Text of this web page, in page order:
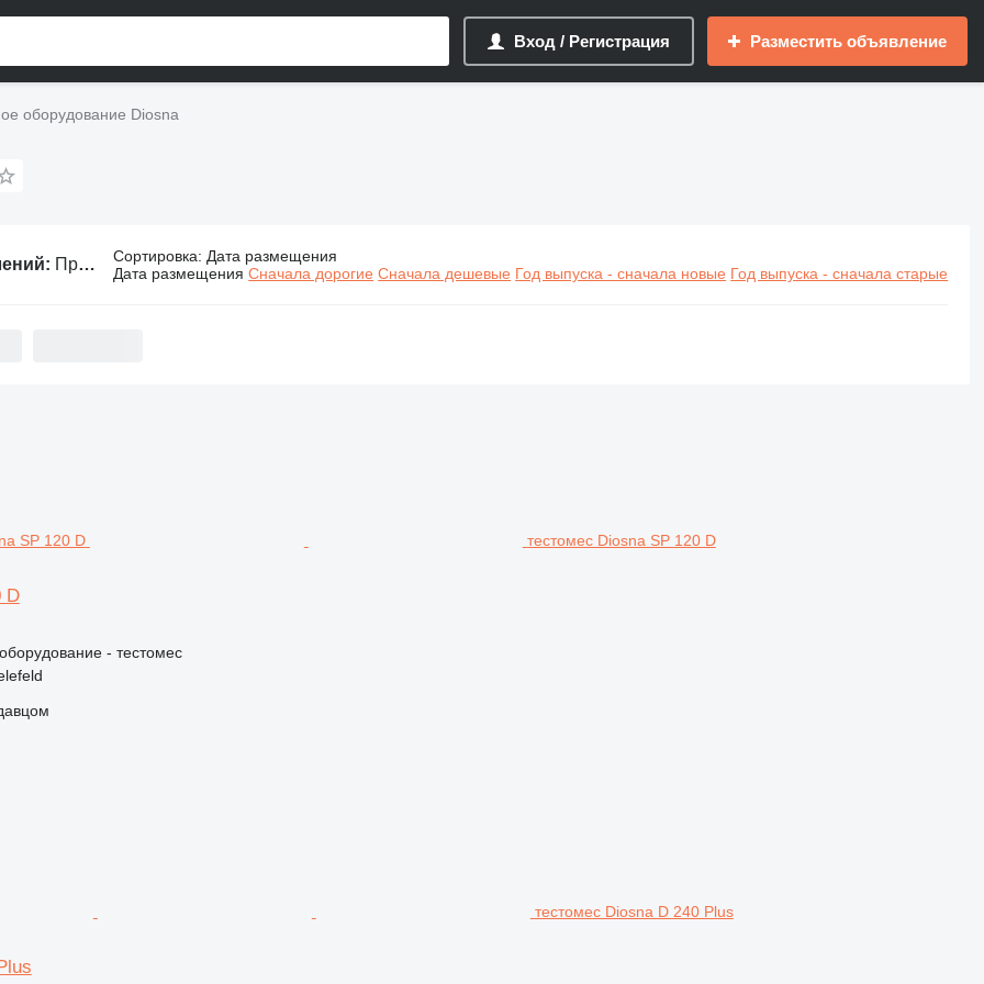
Вход / Регистрация Разместить объявление
оборудование Diosna
Промышленное оборудование Diosna Сортировка: Дата размещения
Дата размещения Сначала дорогие Сначала дешевые Год выпуска - сначала новые Год выпуска - сначала старые
тестомес Diosna SP 120 D
D
- тестомес
тестомес Diosna D 240 Plus